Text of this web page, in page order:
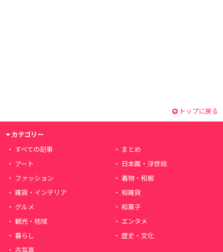
トップに戻る
カテゴリー
すべての記事
まとめ
アート
日本画・浮世絵
ファッション
着物・和服
雑貨・インテリア
和雑貨
グルメ
和菓子
観光・地域
エンタメ
暮らし
歴史・文化
古写真